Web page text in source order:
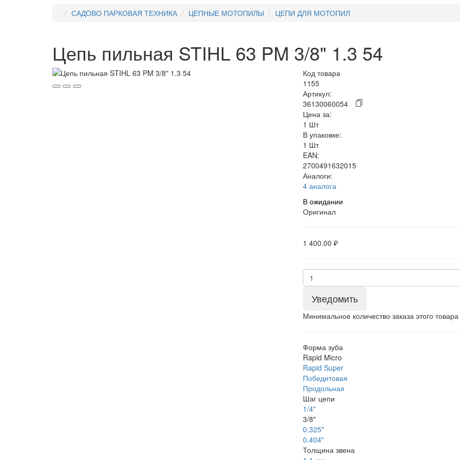
САДОВО ПАРКОВАЯ ТЕХНИКА ЦЕПНЫЕ МОТОПИЛЫ ЦЕПИ ДЛЯ МОТОПИЛ
Цепь пильная STIHL 63 PM 3/8" 1.3 54
Код товара
1155
Артикул:
36130060054
Цена за:
1 Шт
В упаковке:
1 Шт
EAN:
2700491632015
Аналоги:
4 аналога
В ожидании
Оригинал
1 400.00 ₽
Уведомить
Минимальное количество заказа этого
Форма зуба
Rapid Micro
Rapid Super
Победитовая
Продольная
Шаг цепи
1/4"
3/8"
0.325"
0.404"
Толщина звена